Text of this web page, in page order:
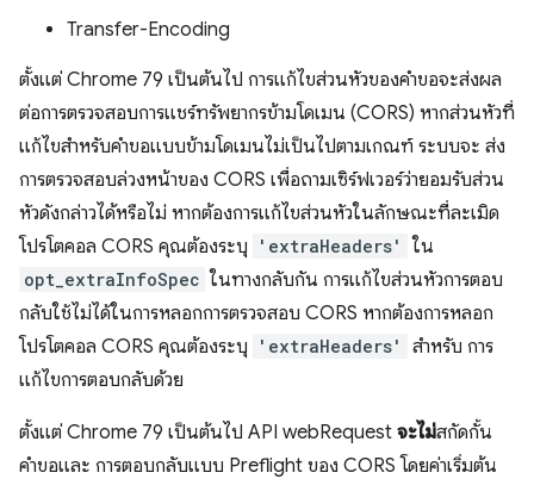
Transfer-Encoding
ตั้งแต่ Chrome 79 เป็นต้นไป การแก้ไขส่วนหัวของคำขอจะส่งผล
ต่อการตรวจสอบการแชร์ทรัพยากรข้ามโดเมน (CORS) หากส่วนหัวที่
แก้ไขสำหรับคำขอแบบข้ามโดเมนไม่เป็นไปตามเกณฑ์ ระบบจะ ส่ง
การตรวจสอบล่วงหน้าของ CORS เพื่อถามเซิร์ฟเวอร์ว่ายอมรับส่วน
หัวดังกล่าวได้หรือไม่ หากต้องการแก้ไขส่วนหัวในลักษณะที่ละเมิด
โปรโตคอล CORS คุณต้องระบุ
'extraHeaders' ใน
opt_extraInfoSpec ในทางกลับกัน การแก้ไขส่วนหัวการตอบ
กลับใช้ไม่ได้ในการหลอกการตรวจสอบ CORS หากต้องการหลอก
โปรโตคอล CORS คุณต้องระบุ
'extraHeaders'
สำหรับ การ
แก้ไขการตอบกลับด้วย
ตั้งแต่ Chrome 79 เป็นต้นไป API webRequest จะไม่สกัดกั้น
คำขอและ การตอบกลับแบบ Preflight ของ CORS โดยค่าเริ่มต้น